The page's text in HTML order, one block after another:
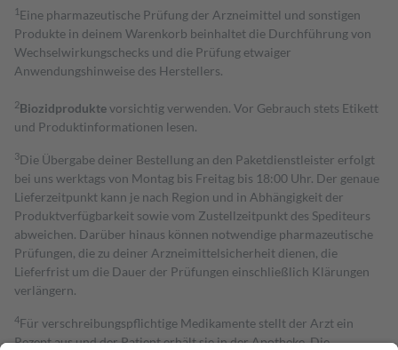
1 Eine pharmazeutische Prüfung der Arzneimittel und sonstigen
Produkte in deinem Warenkorb beinhaltet die Durchführung von
Wechselwirkungschecks und die Prüfung etwaiger
Anwendungshinweise des Herstellers.
2Biozidproduktevorsichtig verwenden. Vor Gebrauch stets Etikett
und Produktinformationen lesen.
3Die Übergabe deiner Bestellung an den Paketdienstleister erfolgt
bei uns werktags von Montag bis Freitag bis 18:00 Uhr. Der genaue
Lieferzeitpunkt kann je nach Region und in Abhängigkeit der
Produktverfügbarkeit sowie vom Zustellzeitpunkt des Spediteurs
abweichen. Darüber hinaus können notwendige pharmazeutische
Prüfungen, die zu deiner Arzneimittelsicherheit dienen, die
Lieferfrist um die Dauer der Prüfungen einschließlich Klärungen
verlängern.
4Für verschreibungspflichtige Medikamente stellt der Arzt ein
Rezept aus und der Patient erhält sie in der Apotheke. Die